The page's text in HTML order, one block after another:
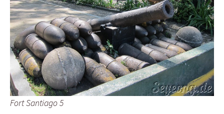
Fort Santiago 5